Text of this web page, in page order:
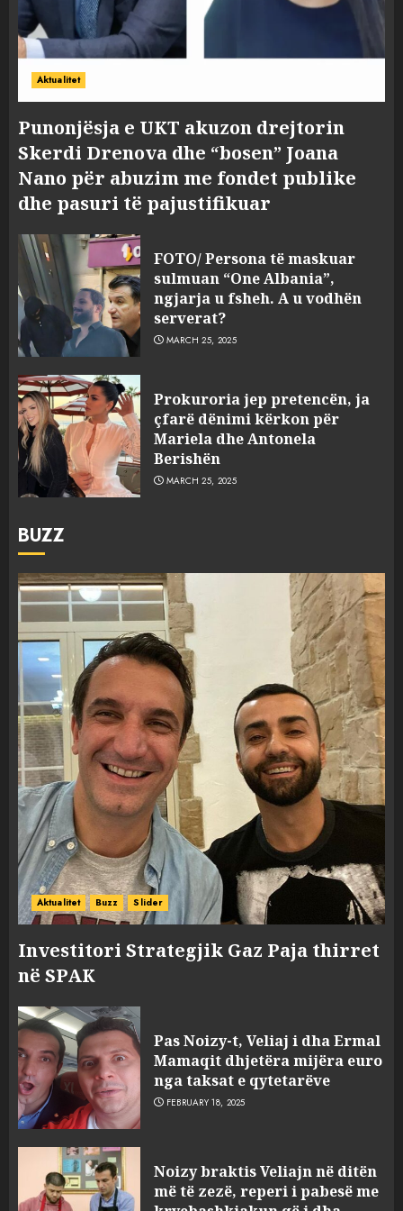
Aktualitet
Punonjësja e UKT akuzon drejtorin
Skerdi Drenova dhe “bosen” Joana
Nano për abuzim me fondet publike
dhe pasuri të pajustifikuar
FOTO/ Persona të maskuar
sulmuan “One Albania”,
ngjarja u fsheh. A u vodhën
serverat?
MARCH 25, 2025
Prokuroria jep pretencën, ja
çfarë dënimi kërkon për
Mariela dhe Antonela
Berishën
MARCH 25, 2025
BUZZ
Aktualitet Buzz Slider
Investitori Strategjik Gaz Paja thirret
në SPAK
Pas Noizy-t, Veliaj i dha Ermal
Mamaqit dhjetëra mijëra euro
nga taksat e qytetarëve
FEBRUARY 18, 2025
Noizy braktis Veliajn në ditën
më të zezë, reperi i pabesë me
sulmuan “One Albania”,
ngjarja u fsheh. A u vodhën